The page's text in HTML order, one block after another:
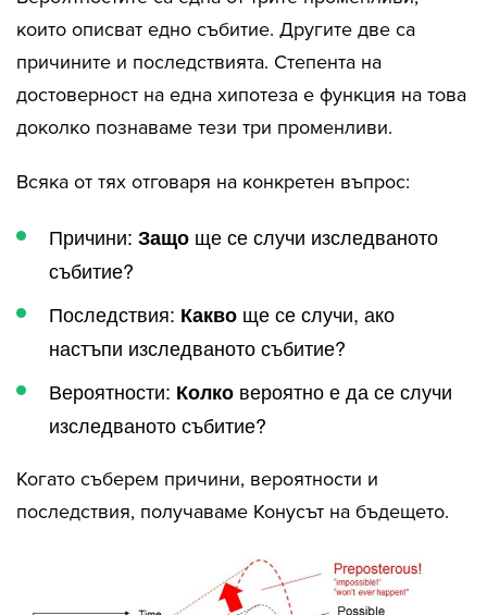
които описват едно събитие. Другите две са
причините и последствията. Степента на
достоверност на една хипотеза е функция на това
доколко познаваме тези три променливи.
Всяка от тях отговаря на конкретен въпрос:
Причини: Защо ще се случи изследваното
събитие?
Последствия: Какво ще се случи, ако
настъпи изследваното събитие?
Вероятности: Колко вероятно е да се случи
изследваното събитие?
Когато съберем причини, вероятности и
последствия, получаваме Конусът на бъдещето.